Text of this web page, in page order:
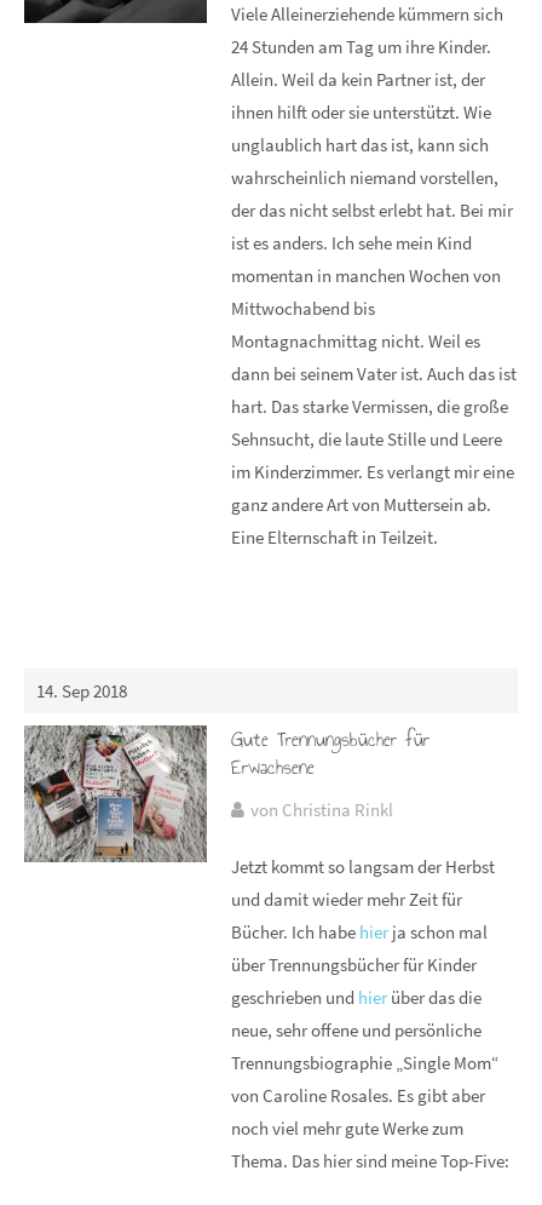
Viele Alleinerziehende kümmern sich
24 Stunden am Tag um ihre Kinder.
Allein. Weil da kein Partner ist, der
ihnen hilft oder sie unterstützt. Wie
unglaublich hart das ist, kann sich
wahrscheinlich niemand vorstellen,
der das nicht selbst erlebt hat. Bei mir
ist es anders. Ich sehe mein Kind
momentan in manchen Wochen von
Mittwochabend bis
Montagnachmittag nicht. Weil es
dann bei seinem Vater ist. Auch das ist
hart. Das starke Vermissen, die große
Sehnsucht, die laute Stille und Leere
im Kinderzimmer. Es verlangt mir eine
ganz andere Art von Muttersein ab.
Eine Elternschaft in Teilzeit.
14. Sep 2018
Gute Trennungsbücher für
Erwachsene
von Christina Rinkl
Jetzt kommt so langsam der Herbst
und damit wieder mehr Zeit für
Bücher. Ich habe hier ja schon mal
über Trennungsbücher für Kinder
geschrieben und hier über das die
neue, sehr offene und persönliche
Trennungsbiographie „Single Mom“
von Caroline Rosales. Es gibt aber
noch viel mehr gute Werke zum
Thema. Das hier sind meine Top-Five: